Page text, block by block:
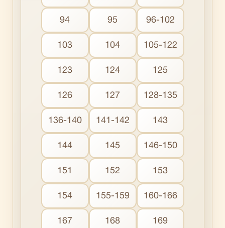
94 95 96-102
103 104 105-122
123 124 125
126 127 128-135
136-140 141-142 143
144 145 146-150
151 152 153
154 155-159 160-166
167 168 169